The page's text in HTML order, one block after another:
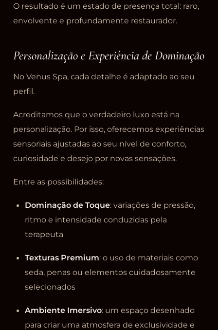
O resultado é um estado de presença total: raro,
envolvente e profundamente restaurador.
Personalização e Experiência de Dominação
No Venus Spa, cada detalhe é adaptado ao seu
perfil.
Acreditamos que o verdadeiro luxo está na
personalização. Por isso, oferecemos experiências
sensoriais ajustadas ao seu nível de conforto,
curiosidade e desejo por novas sensações.
Entre as possibilidades:
Dominação de Toque: variações de pressão,
ritmo e intensidade conduzidas pela
terapeuta
Texturas Premium: o uso de materiais como
seda, penas ou elementos cuidadosamente
selecionados
Ambiente Imersivo: um espaço desenhado
para criar uma atmosfera de exclusividade e